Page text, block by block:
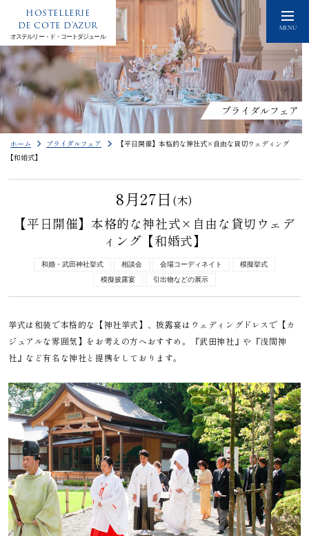
MENU
HOSTELLERIE
DE COTE D'AZUR
オステルリー・ド・コートダジュール
ブライダルフェア
ホーム ブライダルフェア
【平日開催】本格的な神社式×自由な貸切ウェディング
【和婚式】
8月27日 (木)
【平日開催】本格的な神社式×自由な貸切ウェデ
ィング【和婚式】
和婚・武田神社挙式 相談会 会場コーディネイト
模擬挙式
模擬披露宴
引出物などの展示
挙式は和装で本格的な【神社挙式】、披露宴はウェディングドレスで【カ
ジュアルな雰囲気】をお考えの方へおすすめ。『武田神社』や『浅間神
社』など有名な神社と提携をしております。